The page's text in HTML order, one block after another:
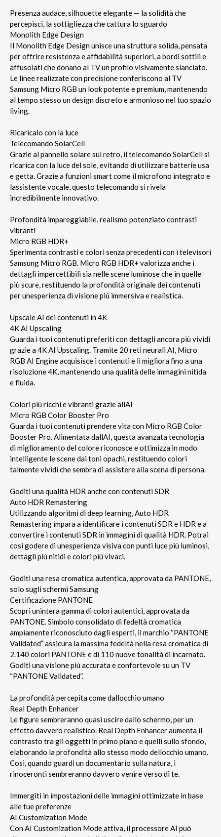
Presenza audace, silhouette elegante — la solidità che
percepisci, la sottigliezza che cattura lo sguardo
Monolith Edge Design
Il Monolith Edge Design unisce una struttura solida, pensata
per offrire resistenza e affidabilità superiori, a bordi sottili e
affusolati che donano al TV un profilo visivamente slanciato.
Le linee realizzate con precisione conferiscono al TV
Samsung Micro RGB un look potente e premium, mantenendo
al tempo stesso un design discreto e armonioso nel tuo spazio
living.
Ricaricalo con la luce
Telecomando SolarCell
Grazie al pannello solare sul retro, il telecomando SolarCell si
ricarica con la luce del sole, evitando di utilizzare batterie usa
e getta. Grazie a funzioni smart come il microfono integrato e
lassistente vocale, questo telecomando si rivela
incredibilmente innovativo.
Profondità impareggiabile, realismo potenziato contrasti
vibranti
Micro RGB HDR+
Sperimenta contrasti e colori senza precedenti con i televisori
Samsung Micro RGB. Micro RGB HDR+ valorizza anche i
dettagli impercettibili sia nelle scene luminose che in quelle
più scure, restituendo la profondità originale dei contenuti
per unesperienza di visione più immersiva e realistica.
Upscale AI dei contenuti in 4K
4K AI Upscaling
Guarda i tuoi contenuti preferiti con dettagli ancora più vividi
grazie a 4K AI Upscaling. Tramite 20 reti neurali AI, Micro
RGB AI Engine acquisisce i contenuti e li migliora fino a una
risoluzione 4K, mantenendo una qualità delle immagini nitida
e fluida.
Colori più ricchi e vibranti grazie allAI
Micro RGB Color Booster Pro
Guarda i tuoi contenuti prendere vita con Micro RGB Color
Booster Pro. Alimentata dallAI, questa avanzata tecnologia
di miglioramento del colore riconosce e ottimizza in modo
intelligente le scene dai toni opachi, restituendo colori
talmente vividi che sembra di assistere alla scena di persona.
Goditi una qualità HDR anche con contenuti SDR
Auto HDR Remastering
Utilizzando algoritmi di deep learning, Auto HDR
Remastering impara a identificare i contenuti SDR e HDR e a
convertire i contenuti SDR in immagini di qualità HDR. Potrai
così godere di unesperienza visiva con punti luce più luminosi,
dettagli più nitidi e colori più vivaci.
Goditi una resa cromatica autentica, approvata da PANTONE,
solo sugli schermi Samsung
Certificazione PANTONE
Scopri unintera gamma di colori autentici, approvata da
PANTONE. Simbolo consolidato di fedeltà cromatica
ampiamente riconosciuto dagli esperti, il marchio “PANTONE
Validated” assicura la massima fedeltà nella resa cromatica di
2.140 colori PANTONE e di 110 nuove tonalità di incarnato.
Goditi una visione più accurata e confortevole su un TV
“PANTONE Validated”.
La profondità percepita come dallocchio umano
Real Depth Enhancer
Le figure sembreranno quasi uscire dallo schermo, per un
effetto davvero realistico. Real Depth Enhancer aumenta il
contrasto tra gli oggetti in primo piano e quelli sullo sfondo,
elaborando la profondità allo stesso modo dellocchio umano.
Così, quando guardi un documentario sulla natura, i
rinoceronti sembreranno davvero venire verso di te.
Immergiti in impostazioni delle immagini ottimizzate in base
alle tue preferenze
AI Customization Mode
Con AI Customization Mode attiva, il processore AI può